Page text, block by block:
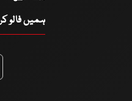
ہمیں فالو